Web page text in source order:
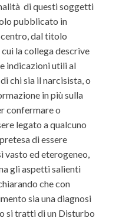
di questi soggetti
pubblicato in
dal titolo
cui la collega descrive
indicazioni utili al
chi sia il narcisista, o
in più sulla
confermare o
legato a qualcuno
di essere
vasto ed eterogeneo,
gli aspetti salienti
che con
sia una diagnosi
si tratti di un Disturbo